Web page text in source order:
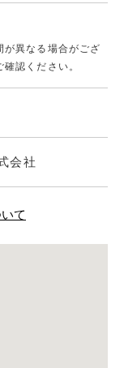
異なる場合がござ
認ください。
会社
て